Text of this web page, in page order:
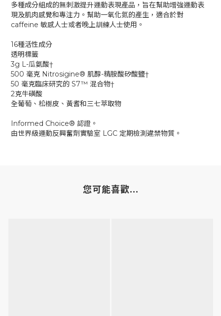
多種成分組成的無刺激提升運動表現產品，旨在幫助增強運動表
現及肌肉感覺和專注力。幫助一氧化氮的產生，適合於對
caffeine 敏感人士或者晚上訓練人士使用。
16種活性成分
透明標籤
3g L-瓜氨酸†
500 毫克 Nitrosigine® 肌醇-精胺酸矽酸鹽†
50 毫克臨床研究的 S7™ 混合物†
2克牛磺酸
全葡萄、松樹皮、黃耆和三七萃取物
Informed Choice® 認證。
由世界級運動反興奮劑實驗室 LGC 定期檢測違禁物質。
您可能喜歡...